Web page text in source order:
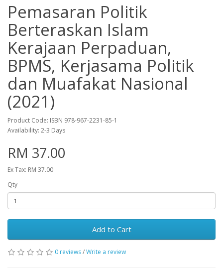
Pemasaran Politik
Berteraskan Islam
Kerajaan Perpaduan,
BPMS, Kerjasama Politik
dan Muafakat Nasional
(2021)
Product Code: ISBN 978-967-2231-85-1
Availability: 2-3 Days
RM 37.00
Ex Tax: RM 37.00
Qty
Add to Cart
0 reviews/Write a review